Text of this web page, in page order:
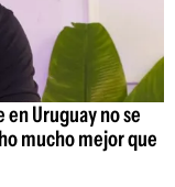
en Uruguay no se
mucho mejor que